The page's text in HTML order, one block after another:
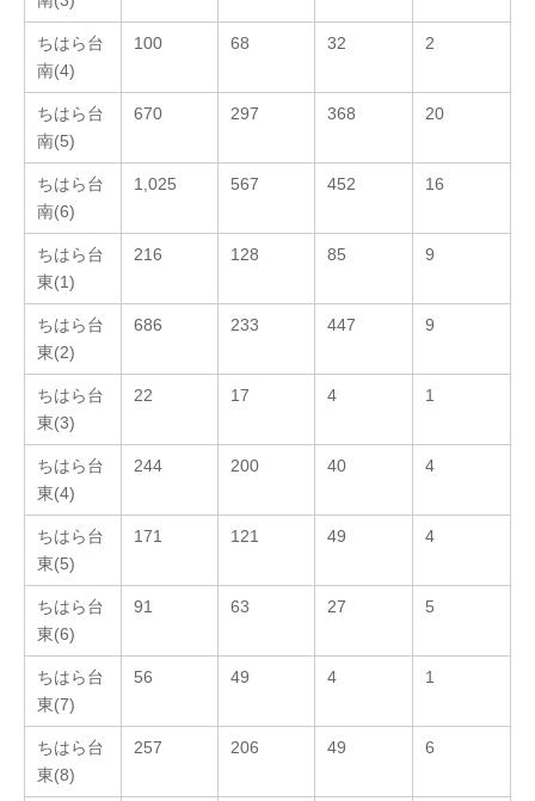
ちはら台
南(4)
100 68 32 2
ちはら台
南(5)
670 297 368 20
ちはら台
南(6)
1,025 567 452 16
ちはら台
東(1)
216 128 85 9
ちはら台
東(2)
686 233 447 9
ちはら台
東(3)
22 17 4 1
ちはら台
東(4)
244 200 40 4
ちはら台
東(5)
171 121 49 4
ちはら台
東(6)
91 63 27 5
ちはら台
東(7)
56 49 4 1
ちはら台
東(8)
257 206 49 6